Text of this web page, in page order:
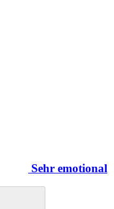
Sehr emotional